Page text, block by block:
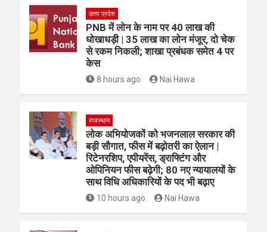
उत्तर प्रदेश
PNB में लोन के नाम पर 40 लाख की
धोखाधड़ी | 35 लाख का लोन मंजूर, दो चेक
से रकम निकली; शाखा प्रबंधक समेत 4 पर
केस
8 hours ago Nai Hawa
राजस्थान
लोक अभियोजकों को भजनलाल सरकार की
बड़ी सौगात, फीस में बढ़ोतरी का ऐलान |
रिटेनरशिप, एपीयरेंस, ड्राफ्टिंग और
ओपिनियन फीस बढ़ेगी; 80 नए न्यायालयों के
साथ विधि अधिकारियों के पद भी बढ़ाए
10 hours ago Nai Hawa